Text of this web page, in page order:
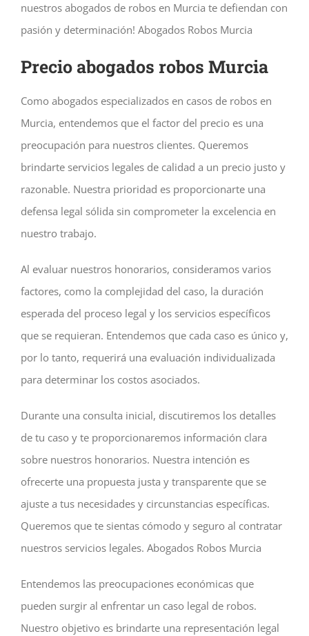
nuestros abogados de robos en Murcia te defiendan con
pasión y determinación! Abogados Robos Murcia
Precio abogados robos Murcia
Como abogados especializados en casos de robos en
Murcia, entendemos que el factor del precio es una
preocupación para nuestros clientes. Queremos
brindarte servicios legales de calidad a un precio justo y
razonable. Nuestra prioridad es proporcionarte una
defensa legal sólida sin comprometer la excelencia en
nuestro trabajo.
Al evaluar nuestros honorarios, consideramos varios
factores, como la complejidad del caso, la duración
esperada del proceso legal y los servicios específicos
que se requieran. Entendemos que cada caso es único y,
por lo tanto, requerirá una evaluación individualizada
para determinar los costos asociados.
Durante una consulta inicial, discutiremos los detalles
de tu caso y te proporcionaremos información clara
sobre nuestros honorarios. Nuestra intención es
ofrecerte una propuesta justa y transparente que se
ajuste a tus necesidades y circunstancias específicas.
Queremos que te sientas cómodo y seguro al contratar
nuestros servicios legales. Abogados Robos Murcia
Entendemos las preocupaciones económicas que
pueden surgir al enfrentar un caso legal de robos.
Nuestro objetivo es brindarte una representación legal